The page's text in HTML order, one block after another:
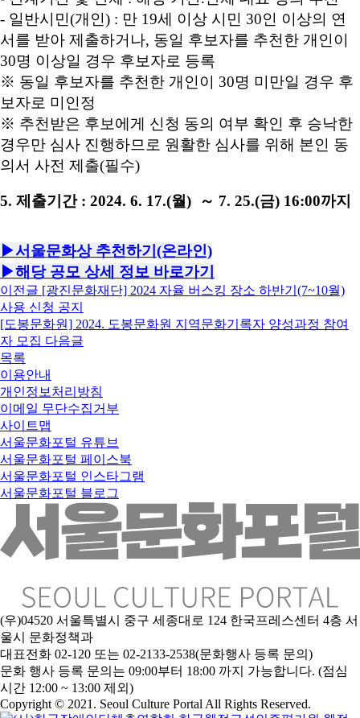
- 일반시민(개인) : 만 19세 이상 시민 30인 이상의 연
서를 받아 제출하거나, 동일 후보자를 추천한 개인이
30명 이상일 경우 후보자로 등록
※ 동일 후보자를 추천한 개인이 30명 미만일 경우 후
보자로 미인정
※ 추천받은 후보에게 신청 동의 여부 확인 후 승낙한
경우만 심사 진행하므로 원활한 심사를 위해 본인 동
의서 사전 제출(필수)
5. 제출기간 : 2024. 6. 17.(월) ～ 7. 25.(금) 16:00까지
▶서울문화상 추천하기(온라인)
▶해당 공모 상세 정보 바로가기
이전글 [광진문화재단] 2024 자율 버스킹 장소 하반기(7~10월)
사용 신청 공지
[도봉문화원] 2024. 도봉문화원 지역문화기록자 양성과정 참여
자 모집 다음글
목록
이용안내
개인정보처리방침
이메일 무단수집거부
사이트맵
서울문화포털 유튜브
서울문화포털 페이스북
서울문화포털 인스타그램
서울문화포털 블로그
(우)04520 서울특별시 중구 세종대로 124 한국프레스센터 4층 서
울시 문화정책과
대표전화 02-120 또는 02-2133-2538(문화행사 등록 문의)
문화 행사 등록 문의는 09:00부터 18:00 까지 가능합니다. (점심
시간 12:00 ~ 13:00 제외)
Copyright © 2021. Seoul Culture Portal All Rights Reserved.